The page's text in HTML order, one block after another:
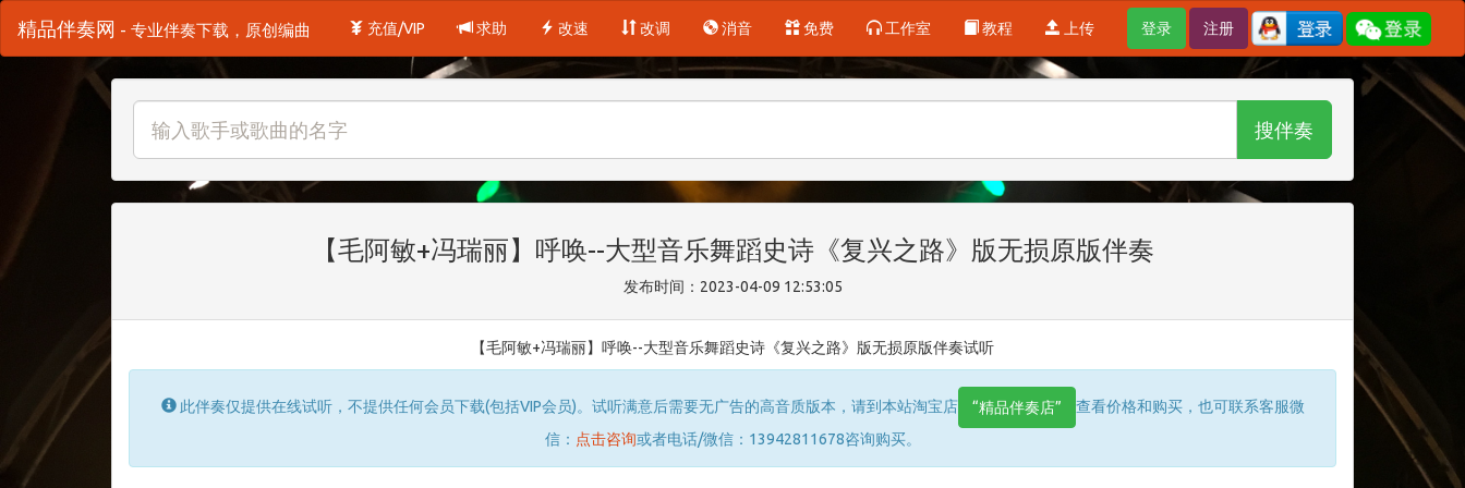
精品伴奏网 - 专业伴奏下载，原创编曲 登录 注册
充值/VIP 求助 改速 改调 消音 免费 工作室 教程 上传
搜伴奏
【毛阿敏+冯瑞丽】呼唤--大型音乐舞蹈史诗《复兴之路》版无损原版伴奏
发布时间：2023-04-09 12:53:05
【毛阿敏+冯瑞丽】呼唤--大型音乐舞蹈史诗《复兴之路》版无损原版伴奏试听
此伴奏仅提供在线试听，不提供任何会员下载(包括VIP会员)。试听满意后需要无广告的高音质版本，请到本站淘宝店 “精品伴奏店”
查看价格和购买，也可联系客服微
信： 点击咨询或者电话/微信：13942811678咨询购买。